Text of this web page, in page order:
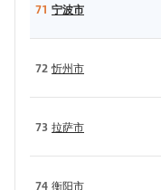
71 宁波市
72 忻州市
73 拉萨市
74 衡阳市